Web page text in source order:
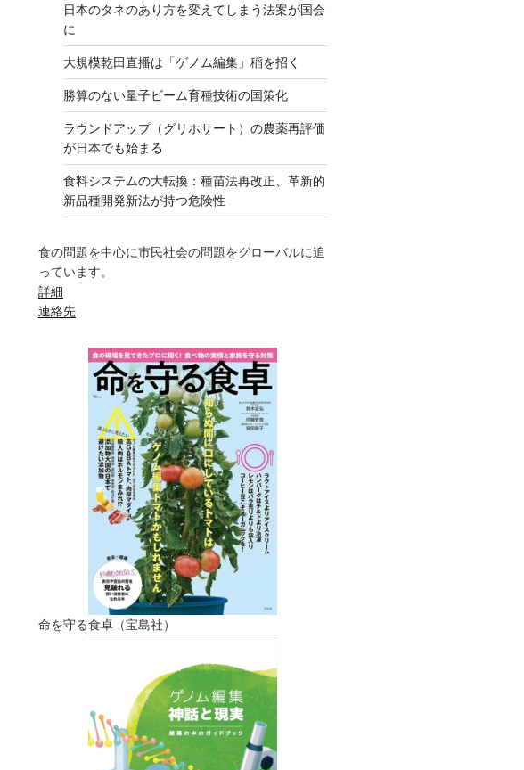
日本のタネのあり方を変えてしまう法案が国会
に
大規模乾田直播は「ゲノム編集」稲を招く
勝算のない量子ビーム育種技術の国策化
ラウンドアップ（グリホサート）の農薬再評価
が日本でも始まる
食料システムの大転換：種苗法再改正、革新的
新品種開発新法が持つ危険性
食の問題を中心に市民社会の問題をグローバルに追
っています。
詳細
連絡先
命を守る食卓（宝島社）